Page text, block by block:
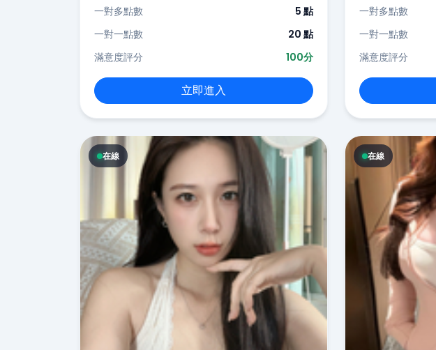
一對多點數
5 點
一對一點數
20 點
滿意度評分
100分
立即進入
一對多點數
一對一點數
滿意度評分
在線 在線